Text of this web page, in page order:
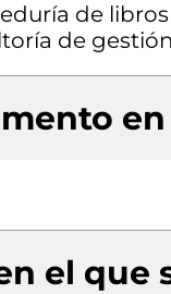
de
de gestión
el que